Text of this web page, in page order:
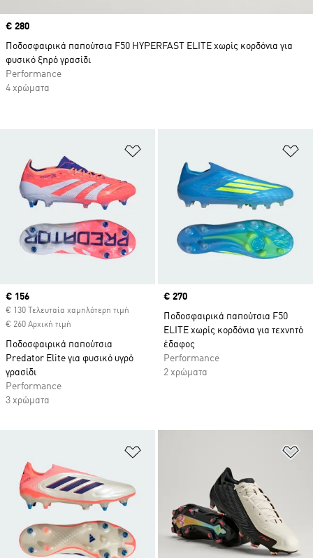
Προσθήκη στη Λίστα Επιθυμιών
Current price
€ 156
€ 130 Τελευταία χαμηλότερη τιμή
€ 260 Αρχική τιμή
Ποδοσφαιρικά παπούτσια
Predator Elite για φυσικό υγρό
γρασίδι
Performance
3 χρώματα
Price
€ 270
Ποδοσφαιρικά παπούτσια F50
ELITE χωρίς κορδόνια για τεχνητό
έδαφος
Performance
2 χρώματα
Προσθήκη στη Λίστα Επιθυμιών
Price
€ 280
Ποδοσφαιρικά παπούτσια F50 HYPERFAST ELITE χωρίς κορδόνια για
φυσικό ξηρό γρασίδι
Performance
4 χρώματα